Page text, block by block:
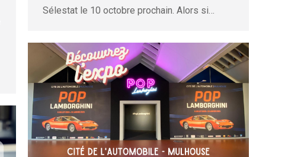
Sélestat le 10 octobre prochain. Alors si…